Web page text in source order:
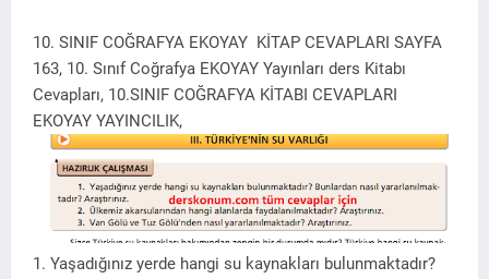
10. SINIF COĞRAFYA EKOYAY KİTAP CEVAPLARI SAYFA
163, 10. Sınıf Coğrafya EKOYAY Yayınları ders Kitabı
Cevapları, 10.SINIF COĞRAFYA KİTABI CEVAPLARI
EKOYAY YAYINCILIK,
1. Yaşadığınız yerde hangi su kaynakları bulunmaktadır?